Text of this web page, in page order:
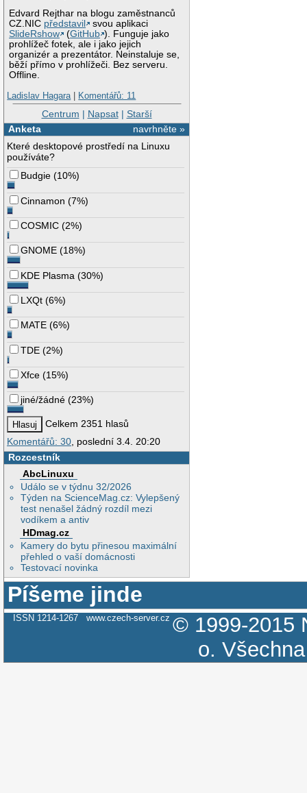
Edvard Rejthar na blogu zaměstnanců
CZ.NIC představil
svou aplikaci
SlideRshow
(GitHub ). Funguje jako
prohlížeč fotek, ale i jako jejich
organizér a prezentátor. Neinstaluje se,
běží přímo v prohlížeči. Bez serveru.
Offline.
Ladislav Hagara| Komentářů: 11
Centrum | Napsat| Starší
navrhněte »
Anketa
Které desktopové prostředí na Linuxu
používáte?
Budgie (10%)
Cinnamon (7%)
COSMIC (2%)
GNOME (18%)
KDE Plasma (30%)
LXQt (6%)
MATE (6%)
TDE (2%)
Xfce (15%)
jiné/žádné (23%)
Celkem 2351 hlasů
Komentářů: 30 , poslední 3.4. 20:20
Rozcestník
AbcLinuxu
Událo se v týdnu 32/2026
Týden na ScienceMag.cz: Vylepšený
test nenašel žádný rozdíl mezi
vodíkem a antiv
HDmag.cz
Kamery do bytu přinesou maximální
přehled o vaší domácnosti
Testovací novinka
Píšeme jinde
ISSN 1214-1267 www.czech-server.cz © 1999-2015
o.